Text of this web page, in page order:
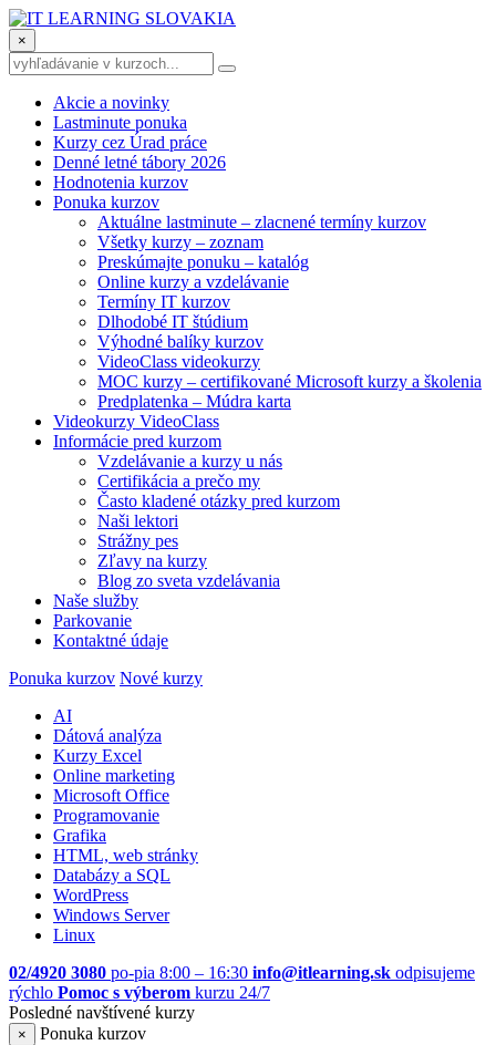
×
Akcie a novinky
Lastminute ponuka
Kurzy cez Úrad práce
Denné letné tábory 2026
Hodnotenia kurzov
Ponuka kurzov
Aktuálne lastminute – zlacnené termíny kurzov
Všetky kurzy – zoznam
Preskúmajte ponuku – katalóg
Online kurzy a vzdelávanie
Termíny IT kurzov
Dlhodobé IT štúdium
Výhodné balíky kurzov
VideoClass videokurzy
MOC kurzy – certifikované Microsoft kurzy a školenia
Predplatenka – Múdra karta
Videokurzy VideoClass
Informácie pred kurzom
Vzdelávanie a kurzy u nás
Certifikácia a prečo my
Často kladené otázky pred kurzom
Naši lektori
Strážny pes
Zľavy na kurzy
Blog zo sveta vzdelávania
Naše služby
Parkovanie
Kontaktné údaje
Ponuka kurzov Nové kurzy
AI
Dátová analýza
Kurzy Excel
Online marketing
Microsoft Office
Programovanie
Grafika
HTML, web stránky
Databázy a SQL
WordPress
Windows Server
Linux
02/4920 3080 po-pia 8:00 – 16:30 info@itlearning.sk odpisujeme
rýchlo Pomoc s výberom kurzu 24/7
Posledné navštívené kurzy
×
Ponuka kurzov